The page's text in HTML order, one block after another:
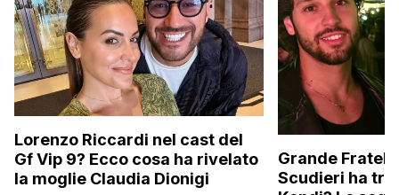
Lorenzo Riccardi nel cast del
Gf Vip 9? Ecco cosa ha rivelato
la moglie Claudia Dionigi
Grande
Scudieri ha